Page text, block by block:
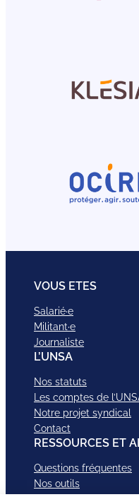
VOUS ETES
Salarié·e
Militant·e
Journaliste
L’UNSA
Nos statuts
Les comptes de
Notre projet syndical
Contact
RESSOURCES ET
Questions fréquentes
Nos outils